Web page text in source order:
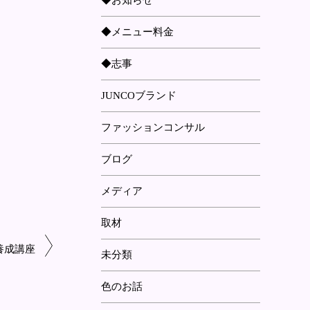
成講座
◆メニュー料金
◆志事
JUNCOブランド
ファッションコンサル
ブログ
メディア
取材
未分類
色のお話